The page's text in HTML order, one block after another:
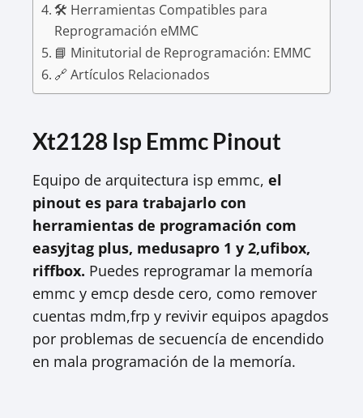
🛠️ Herramientas Compatibles para
Reprogramación eMMC
📘 Minitutorial de Reprogramación: EMMC
🔗 Artículos Relacionados
Xt2128 Isp Emmc Pinout
Equipo de arquitectura isp emmc, el
pinout es para trabajarlo con
herramientas de programación com
easyjtag plus, medusapro 1 y 2,ufibox,
riffbox. Puedes reprogramar la memoría
emmc y emcp desde cero, como remover
cuentas mdm,frp y revivir equipos apagdos
por problemas de secuencía de encendido
en mala programación de la memoría.